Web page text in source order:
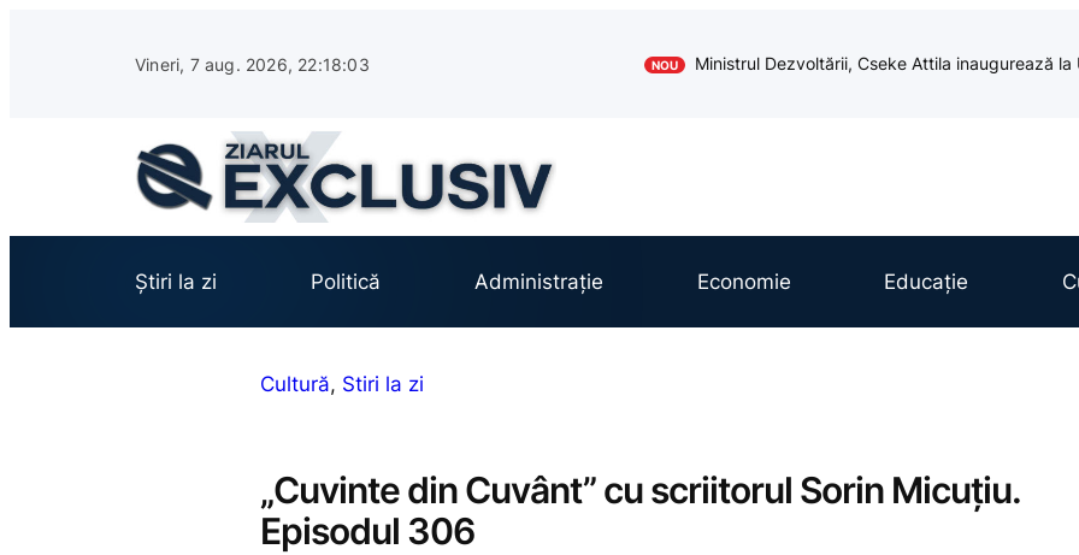
Vineri, 7 aug. 2026, 22:18:04 NOU Ministrul Dezvoltării, Cseke Attila inaugurează
Știri la zi Politică Administrație Economie Educație
Cultură, Stiri la zi
„Cuvinte din Cuvânt” cu scriitorul Sorin Micuțiu.
Episodul 306